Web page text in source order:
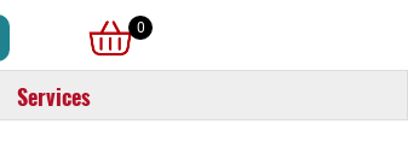
0
Services